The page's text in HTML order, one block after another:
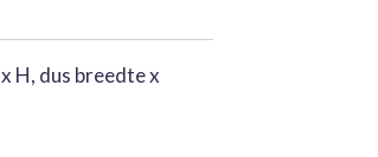
H, dus breedte x